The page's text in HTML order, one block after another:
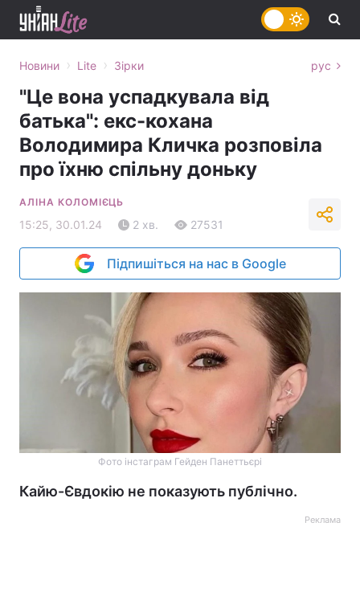
Новини › Lite › Зірки рус
"Це вона успадкувала від
батька": екс-кохана
Володимира Кличка розповіла
про їхню спільну доньку
АЛІНА КОЛОМІЄЦЬ
15:25, 30.01.24 2 хв. 27531
Підпишіться на нас в Google
Фото інстаграм Гейден Панеттьєрі
Кайю-Євдокію не показують публічно.
Реклама